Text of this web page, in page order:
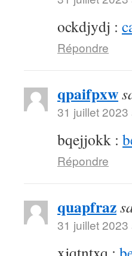
ockdjydj :
Répondre
qpaifpxw
31 juillet
bqejjokk :
Répondre
quapfraz
31 juillet